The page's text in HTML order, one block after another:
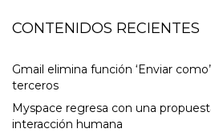
CONTENIDOS RECIENTES
Gmail elimina función ‘Enviar
terceros
Myspace regresa con una
interacción humana